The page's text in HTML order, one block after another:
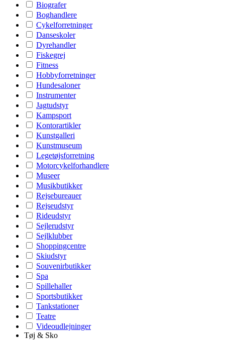
Biografer
Boghandlere
Cykelforretninger
Danseskoler
Dyrehandler
Fiskegrej
Fitness
Hobbyforretninger
Hundesaloner
Instrumenter
Jagtudstyr
Kampsport
Kontorartikler
Kunstgalleri
Kunstmuseum
Legetøjsforretning
Motorcykelforhandlere
Museer
Musikbutikker
Rejsebureauer
Rejseudstyr
Rideudstyr
Sejlerudstyr
Sejlklubber
Shoppingcentre
Skiudstyr
Souvenirbutikker
Spa
Spillehaller
Sportsbutikker
Tankstationer
Teatre
Videoudlejninger
Tøj & Sko